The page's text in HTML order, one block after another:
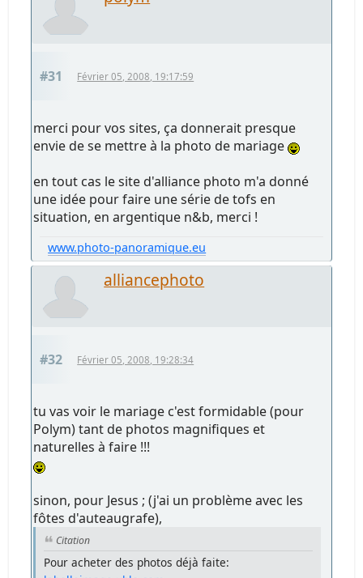
#31 Février 05, 2008, 19:17:59
merci pour vos sites, ça donnerait presque
envie de se mettre à la photo de mariage
en tout cas le site d'alliance photo m'a donné
une idée pour faire une série de tofs en
situation, en argentique n&b, merci !
www.photo-panoramique.eu
alliancephoto
#32 Février 05, 2008, 19:28:34
tu vas voir le mariage c'est formidable (pour
Polym) tant de photos magnifiques et
naturelles à faire !!!
sinon, pour Jesus ; (j'ai un problème avec les
fôtes d'auteaugrafe),
Citation
Pour acheter des photos déjà faite: